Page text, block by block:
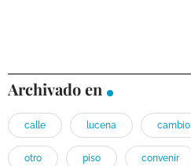
Archivado en
calle lucena cambio
otro piso convenir